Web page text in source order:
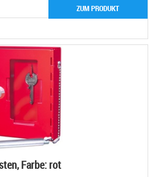
ZUM PRODUKT
Farbe: rot